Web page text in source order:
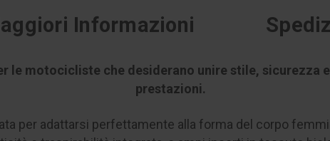
Informazioni
le motocicliste che desiderano unire stile, sicurezza
prestazioni.
per adattarsi perfettamente alla forma del corpo